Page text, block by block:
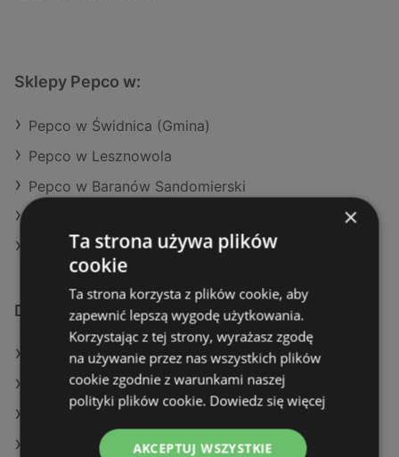
Sklepy Pepco w:
Pepco w Świdnica (Gmina)
Pepco w Lesznowola
Pepco w Baranów Sandomierski
Pepco w Koło
Dodatkowe łącza
Oferty Pepco
Oferty TEDi
Oferty Maxi Zoo
Aktualne gazetki Maxi Zoo
×
Ta strona używa plików
cookie
Ta strona korzysta z plików cookie, aby
zapewnić lepszą wygodę użytkowania.
Korzystając z tej strony, wyrażasz zgodę
na używanie przez nas wszystkich plików
cookie zgodnie z warunkami naszej
polityki plików cookie. Dowiedz się więcej
AKCEPTUJ WSZYSTKIE